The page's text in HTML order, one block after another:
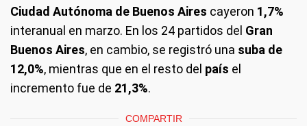
Ciudad Autónoma de Buenos Aires cayeron 1,7%
interanual en marzo. En los 24 partidos del Gran
Buenos Aires, en cambio, se registró una suba de
12,0%, mientras que en el resto del país el
incremento fue de 21,3%.
COMPARTIR